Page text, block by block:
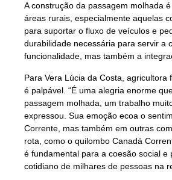
A construção da passagem molhada
áreas rurais, especialmente aquelas
para suportar o fluxo de veículos e
durabilidade necessária para servir a
funcionalidade, mas também a
Para Vera Lúcia da Costa,
é palpável. “É uma alegria enorme
passagem molhada, um trabalho
expressou. Sua emoção ecoa o
Corrente, mas também em outras
rota, como o quilombo Canadá
é fundamental para a coesão social
cotidiano de milhares de pessoas na